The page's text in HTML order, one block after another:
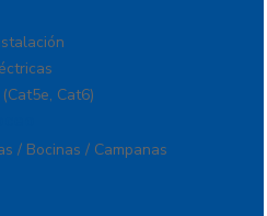
Cat6)
/ Bocinas / Campanas